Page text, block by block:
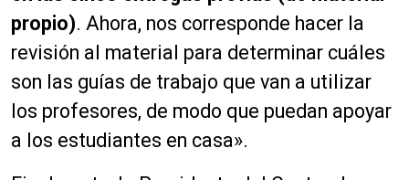
propio). Ahora, nos corresponde hacer la
revisión al material para determinar cuáles
son las guías de trabajo que van a utilizar
los profesores, de modo que puedan apoyar
a los estudiantes en casa».